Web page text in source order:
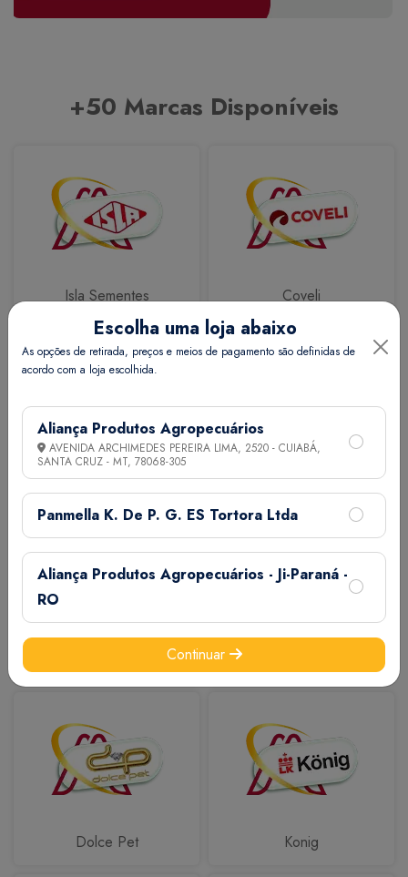
+50 Marcas Disponíveis
Isla Sementes Coveli
Calbos M7
Dolce Pet Konig
Escolha uma loja abaixo
As opções de retirada, preços e meios de pagamento são definidas de
acordo com a loja escolhida.
Aliança Produtos Agropecuários
AVENIDA ARCHIMEDES PEREIRA LIMA, 2520 - CUIABÁ,
SANTA CRUZ - MT, 78068-305
Panmella K. De P. G. ES Tortora Ltda
Aliança Produtos Agropecuários - Ji-Paraná -
RO
Continuar